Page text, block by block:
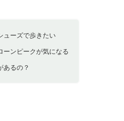
ューズで歩きたい
ーンピークが気になる
あるの？